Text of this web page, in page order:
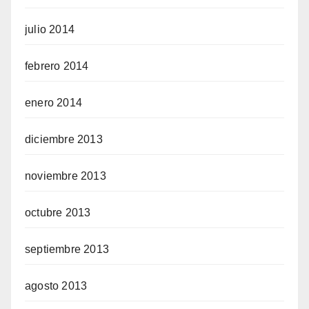
julio 2014
febrero 2014
enero 2014
diciembre 2013
noviembre 2013
octubre 2013
septiembre 2013
agosto 2013